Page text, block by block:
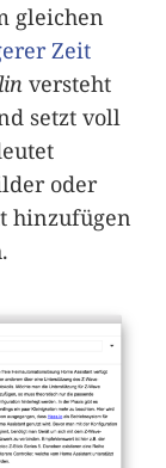
gleichen
Zeit
versteht
setzt voll
oder
hinzufügen